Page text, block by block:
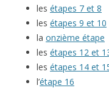
les étapes 7 et 8
les étapes 9 et 10
la onzième étape
les étapes 12 et
les étapes 14 et
l’étape 16